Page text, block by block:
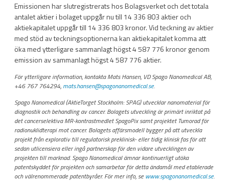
Emissionen har slutregistrerats hos Bolagsverket och det totala
antalet aktier i bolaget uppgår nu till 14 336 803 aktier och
aktiekapitalet uppgår till 14 336 803 kronor. Vid teckning av aktier
med stöd av teckningsoptionerna kan aktiekapitalet komma att
öka med ytterligare sammanlagt högst 4 587 776 kronor genom
emission av sammanlagt högst 4 587 776 aktier.
För ytterligare information, kontakta Mats Hansen, VD Spago Nanomedical AB,
+46 767 764294, mats.hansen@spagonanomedical.se.
Spago Nanomedical (AktieTorget Stockholm: SPAG) utvecklar nanomaterial för
diagnostik och behandling av cancer. Bolagets utveckling är primärt inriktat på
det cancerselektiva MR-kontrastmedlet SpagoPix samt projektet Tumorad för
radionuklidterapi mot cancer. Bolagets affärsmodell bygger på att utveckla
projekt från explorativ till regulatorisk preklinisk- eller tidig klinisk fas för att
sedan utlicensiera eller ingå partnerskap för den vidare utvecklingen av
projekten till marknad. Spago Nanomedical ämnar kontinuerligt utöka
patentskyddet för projekten och samarbetar för detta ändamål med etablerade
och välrenommerade patentbyråer. För mer info, sewww.spagonanomedical.se.